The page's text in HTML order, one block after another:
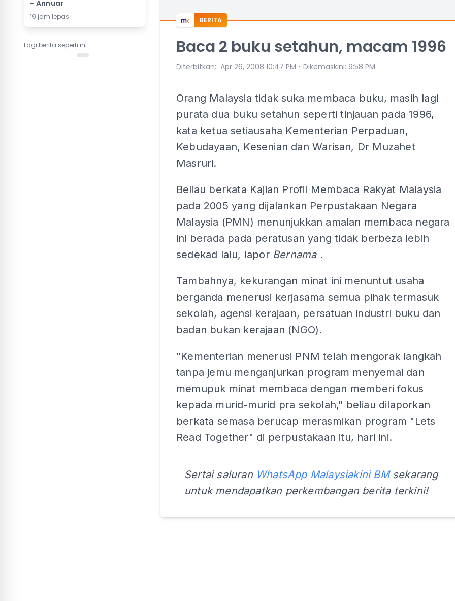
- Annuar
19 jam lepas
Lagi berita seperti ini
BERITA
Baca 2 buku setahun, macam 1996
Diterbitkan: Apr 26, 2008 10:47 PM ⋅ Dikemaskini: 9:58 PM
Orang Malaysia tidak suka membaca buku, masih lagi
purata dua buku setahun seperti tinjauan pada 1996,
kata ketua setiausaha Kementerian Perpaduan,
Kebudayaan, Kesenian dan Warisan, Dr Muzahet
Masruri.
Beliau berkata Kajian Profil Membaca Rakyat Malaysia
pada 2005 yang dijalankan Perpustakaan Negara
Malaysia (PMN) menunjukkan amalan membaca negara
ini berada pada peratusan yang tidak berbeza lebih
sedekad lalu, lapor Bernama .
Tambahnya, kekurangan minat ini menuntut usaha
berganda menerusi kerjasama semua pihak termasuk
sekolah, agensi kerajaan, persatuan industri buku dan
badan bukan kerajaan (NGO).
"Kementerian menerusi PNM telah mengorak langkah
tanpa jemu menganjurkan program menyemai dan
memupuk minat membaca dengan memberi fokus
kepada murid-murid pra sekolah," beliau dilaporkan
berkata semasa berucap merasmikan program "Lets
Read Together" di perpustakaan itu, hari ini.
Sertai saluran WhatsApp Malaysiakini BMsekarang
untuk mendapatkan perkembangan berita terkini!